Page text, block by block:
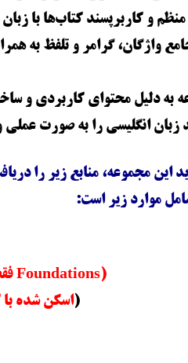
و کاربرپسند کتاب‌ها با
واژگان، گرامر و تلفظ به
به دلیل محتوای کاربردی و
زبان انگلیسی را به صورت
این مجموعه، منابع زیر را
موارد زیر است:
(فقط سطح Foundations)
اسکن شده با)